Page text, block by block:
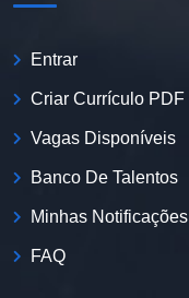
Entrar
Criar Currículo PDF
Vagas Disponíveis
Banco De Talentos
Minhas Notificações
FAQ